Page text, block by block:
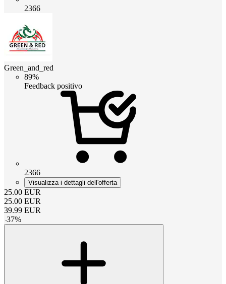
2366
Green_and_red
89%
Feedback positivo
2366
Visualizza i dettagli dell'offerta
25.00 EUR
25.00 EUR
39.99 EUR
-37%